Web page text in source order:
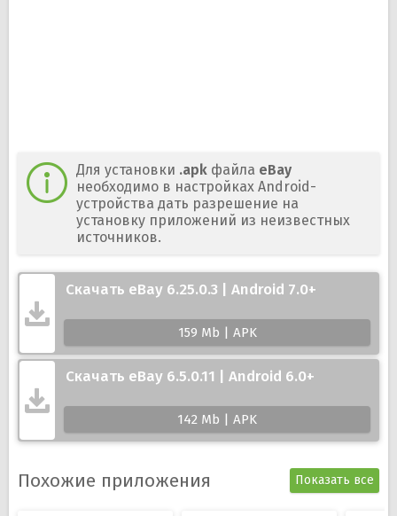
Для установки .apk файла eBay
необходимо в настройках Android-
устройства дать разрешение на
установку приложений из неизвестных
источников.
Скачать eBay 6.25.0.3 | Android 7.0+
159 Mb | APK
Скачать eBay 6.5.0.11 | Android 6.0+
142 Mb | APK
Похожие приложения Показать все